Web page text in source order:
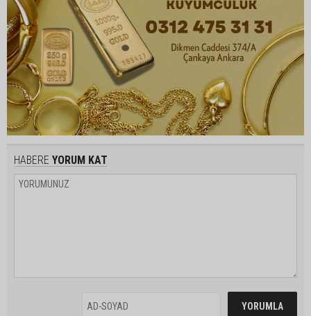
HABERE YORUM KAT